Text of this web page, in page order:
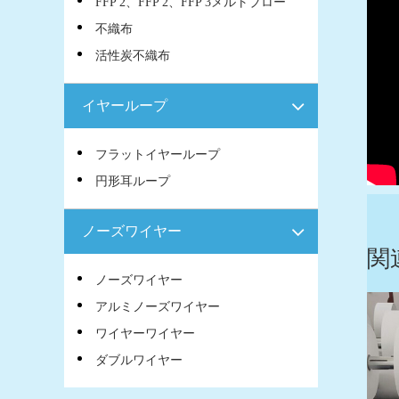
不織布
活性炭不織布
イヤーループ
フラットイヤーループ
円形耳ループ
ノーズワイヤー
ノーズワイヤー
アルミノーズワイヤー
ワイヤーワイヤー
ダブルワイヤー
関